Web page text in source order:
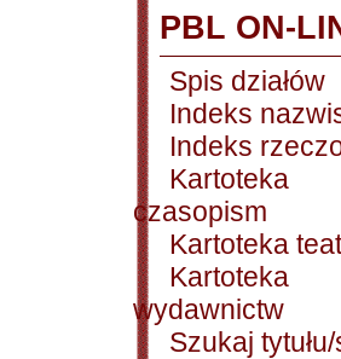
PBL ON-
Spis działów
Indeks
Indeks
Kartoteka
czasopism
Kartoteka
Kartoteka
wydawnictw
Szukaj tytułu/